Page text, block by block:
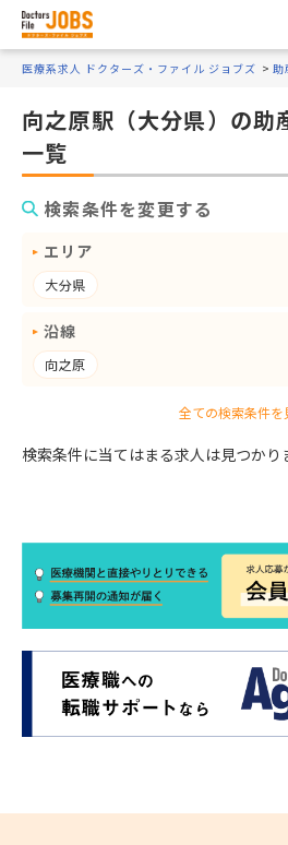
医療系求人 ドクターズ・ファイル ジョブズ 助
向之原駅（大分県）の助
一覧
検索条件を変更する
エリア
大分県
沿線
向之原
検索条件に当てはまる求人は見つかり